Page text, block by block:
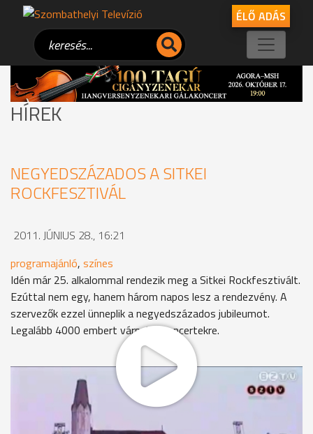
ÉLŐ ADÁS
HÍREK
NEGYEDSZÁZADOS A SITKEI
ROCKFESZTIVÁL
2011. JÚNIUS 28., 16:21
programajánló, színes
Idén már 25. alkalommal rendezik meg a Sitkei Rockfesztivált.
Ezúttal nem egy, hanem három napos lesz a rendezvény. A
szervezők ezzel ünneplik a negyedszázados jubileumot.
Legalább 4000 embert várnak a koncertekre.
Két évtizede még romos állapotban volt a sitkei kápolna. A
rockfesztiválnak köszönhetően azonban folyamatosan
szépül. Egyes vélemények szerint most már olyan a külleme,
mint amikor építették. Tennivaló azonban így is akad még.